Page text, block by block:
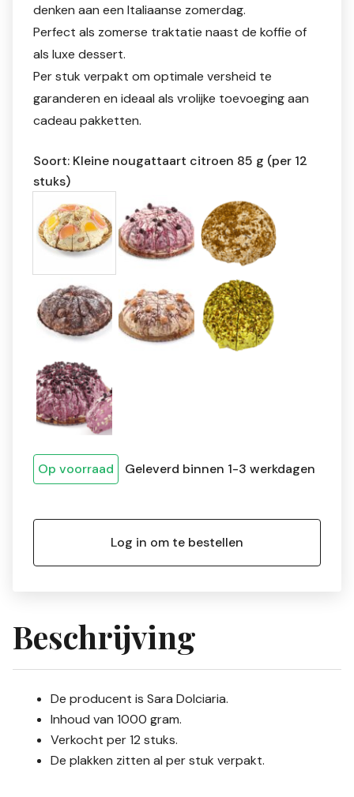
denken aan een Italiaanse zomerdag.
Perfect als zomerse traktatie naast de koffie of
als luxe dessert.
Per stuk verpakt om optimale versheid te
garanderen en ideaal als vrolijke toevoeging aan
cadeau pakketten.
Soort: Kleine nougattaart citroen 85 g (per 12
stuks)
Op voorraad Geleverd binnen 1-3 werkdagen
Log in om te bestellen
Beschrijving
De producent is Sara Dolciaria.
Inhoud van 1000 gram.
Verkocht per 12 stuks.
De plakken zitten al per stuk verpakt.